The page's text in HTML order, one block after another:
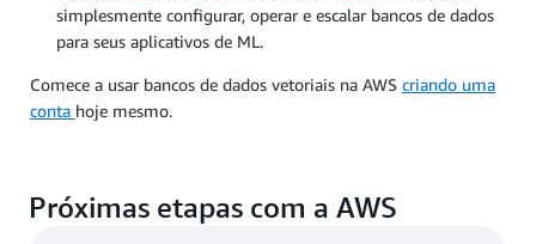
simplesmente configurar, operar e escalar bancos de dados
para seus aplicativos de ML.
Comece a usar bancos de dados vetoriais na AWS criando uma
conta hoje mesmo.
Próximas etapas com a AWS